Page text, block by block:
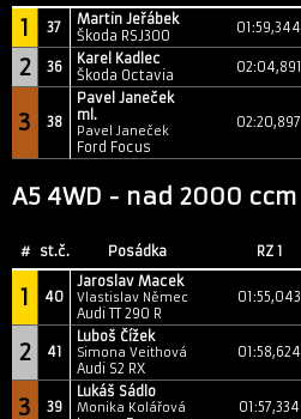
1 37
Martin Jeřábek
Škoda RSJ300
01:59,344
2 36
Karel Kadlec
Škoda Octavia
02:04,891
3 38
Pavel Janeček
ml.
Pavel Janeček
Ford Focus
02:20,897
A5 4WD - nad 2000 ccm
# st.č. Posádka RZ 1
1 40
Jaroslav Macek
Vlastislav Němec
Audi TT 290 R
01:55,043
2 41
Luboš Čížek
Simona Veithová
Audi S2 RX
01:58,624
3 39
Lukáš Sádlo
Monika Kolářová 01:57,334